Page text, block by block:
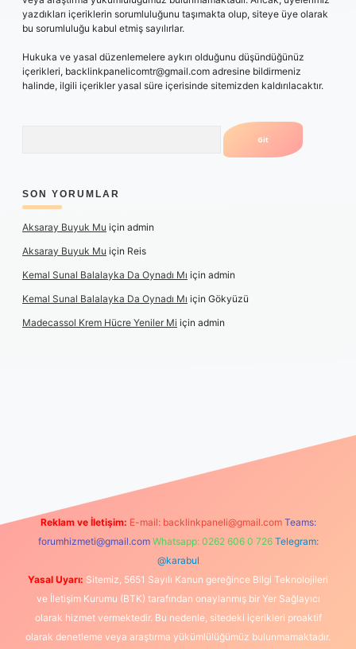
yazdıkları içeriklerin sorumluluğunu taşımakta olup, siteye üye olarak
bu sorumluluğu kabul etmiş sayılırlar.
Hukuka ve yasal düzenlemelere aykırı olduğunu düşündüğünüz
içerikleri, backlinkpanelicomtr@gmail.com adresine bildirmeniz
halinde, ilgili içerikler yasal süre içerisinde sitemizden kaldırılacaktır.
SON YORUMLAR
Aksaray Buyuk Mu için admin
Aksaray Buyuk Mu için Reis
Kemal Sunal Balalayka Da Oynadı Mı için admin
Kemal Sunal Balalayka Da Oynadı Mı için Gökyüzü
Madecassol Krem Hücre Yeniler Mi için admin
Reklam ve İletişim: E-mail: backlinkpaneli@gmail.com Teams:
forumhizmeti@gmail.com Whatsapp: 0262 606 0 726 Telegram:
@karabul
Yasal Uyarı: Sitemiz, 5651 Sayılı Kanun gereğince Bilgi Teknolojileri
ve İletişim Kurumu (BTK) tarafından onaylanmış bir Yer Sağlayıcı
olarak hizmet vermektedir. Bu nedenle, sitedeki içerikleri proaktif
olarak denetleme veya araştırma yükümlülüğümüz bulunmamaktadır.